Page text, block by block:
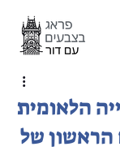
הלאומית
הראשון של